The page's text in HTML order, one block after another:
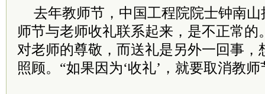
去年教师节，中国工程院院士钟南
师节与老师收礼联系起来，是不正常的
对老师的尊敬，而送礼是另外一回事，
照顾。“如果因为‘收礼’，就要取消教